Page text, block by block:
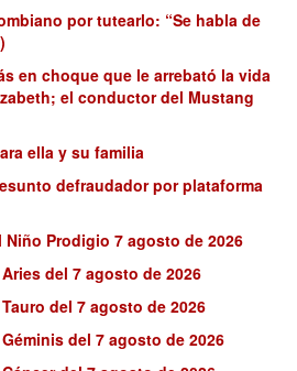
por tutearlo: “Se habla de
en choque que le arrebató la vida
el conductor del Mustang
ella y su familia
defraudador por plataforma
Prodigio 7 agosto de 2026
del 7 agosto de 2026
del 7 agosto de 2026
del 7 agosto de 2026